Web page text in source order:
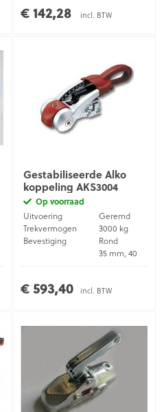
€ 142,28 incl. BTW
Gestabiliseerde Alko
koppeling AKS3004
Op voorraad
Uitvoering
Geremd
Trekvermogen
3000 kg
Bevestiging
Rond
35 mm, 40
€ 593,40 incl. BTW